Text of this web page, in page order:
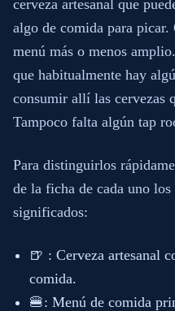
cerveza artesanal que
algo de comida para picar.
menú más o menos
que habitualmente hay
consumir allí las cervezas
Tampoco falta algún tap
Para distinguirlos
de la ficha de cada uno
significados:
🍺 : Cerveza artesanal
comida.
🍔: Menú de comida